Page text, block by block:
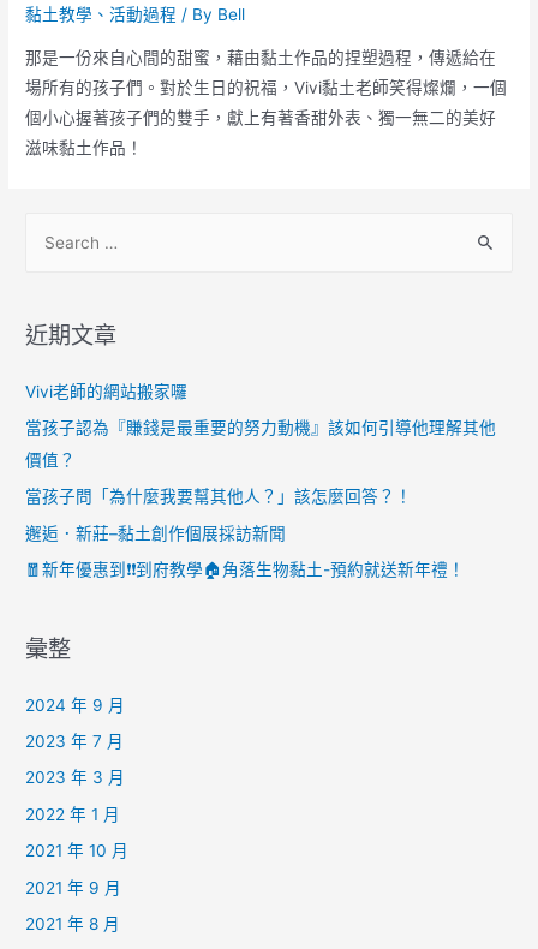
黏土教學、活動過程 / By Bell
那是一份來自心間的甜蜜，藉由黏土作品的捏塑過程，傳遞給在
場所有的孩子們。對於生日的祝福，Vivi黏土老師笑得燦爛，一個
個小心握著孩子們的雙手，獻上有著香甜外表、獨一無二的美好
滋味黏土作品！
近期文章
Vivi老師的網站搬家囉
當孩子認為『賺錢是最重要的努力動機』該如何引導他理解其他
價值？
當孩子問「為什麼我要幫其他人？」該怎麼回答？！
邂逅．新莊–黏土創作個展採訪新聞
🧧新年優惠到❗️❗️到府教學🏠角落生物黏土-預約就送新年禮！
彙整
2024 年 9 月
2023 年 7 月
2023 年 3 月
2022 年 1 月
2021 年 10 月
2021 年 9 月
2021 年 8 月